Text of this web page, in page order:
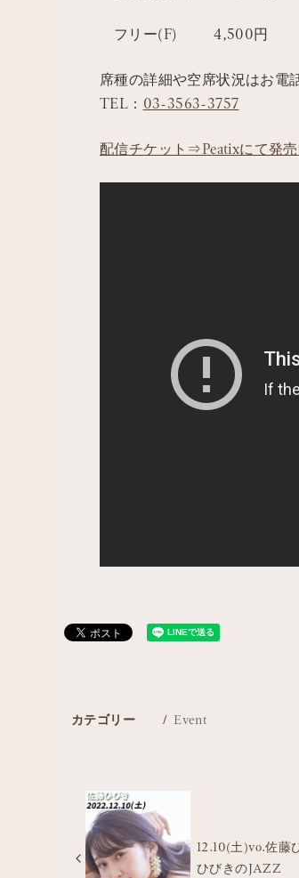
フリー(F) 4,500円
席種の詳細や空席状況はお電
TEL： 03-3563-3757
配信チケット⇒Peatixにて発売
カテゴリー Event
12.10(土)vo.佐藤
ひびきのJAZZ